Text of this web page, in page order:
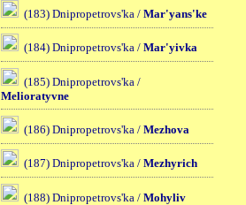
(183) Dnipropetrovs'ka / Mar'yans'ke
(184) Dnipropetrovs'ka / Mar'yivka
(185) Dnipropetrovs'ka /
Melioratyvne
(186) Dnipropetrovs'ka / Mezhova
(187) Dnipropetrovs'ka / Mezhyrich
(188) Dnipropetrovs'ka / Mohyliv